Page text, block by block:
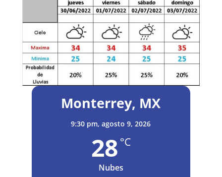
Monterrey, MX
9:30 pm,agosto 9, 2026
28 °C
Nubes